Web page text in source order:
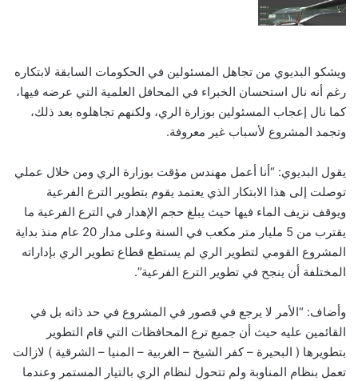
ويشكو البديوي من تجاهل المسئولين في الحكومات السابقة لابتكاره
رغم أنه نال استحسان الخبراء في المحافل العلمية التي عرضه فيها،
كما نال إعجاب المسئولين بوزارة الري، ولكنهم تجاهلوه بعد ذلك،
وتجمد المشروع لأسباب غير معروفة.
يقول البديوي: “أنا أعمل مهندس مؤقت بوزارة الري ومن خلال عملي
توصلت إلى هذا الابتكار الذي يعتمد يقوم بتطوير الترع الفرعية
ويوقف نزيف الماء فيها حيث يبلغ حجم الإهدار في الترع الفرعية ما
يقترب من 5 مليار متر مكعب في السنة وعلى مدار 20 عام منذ بداية
المشروع القومي لتطوير الري لم يستطع قطاع تطوير الري بإداراته
المختلفة أن ينجح في تطوير الترع الفرعية”.
وأضاف: “الأمر لا يرجع في قصور في المشروع في حد ذاته بل في
القائمين عليه حيث أن جميع ترع المحافظات التي قام التطوير
بتطويرها ( البحيرة – كفر الشيخ – الغربية – المنيا – الشرقية ) لازالت
تعمل بنظام المناوبة ولم تتحول لنظام الري بالتيار المستمر وعندما